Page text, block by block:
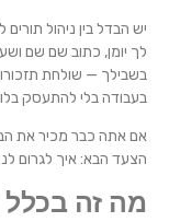
יש הבדל בין ניהול תורים
לך יומן, כתוב שם שם
בשבילך — שולחת
בעבודה בלי להתעסק
אם אתה כבר מכיר את
הצעד הבא: איך לגרום
מה זה בכלל